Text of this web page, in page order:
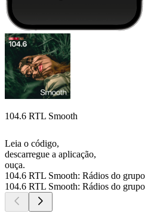
104.6 RTL Smooth
Leia o código,
descarregue a aplicação,
ouça.
104.6 RTL Smooth: Rádios do grupo
104.6 RTL Smooth: Rádios do grupo